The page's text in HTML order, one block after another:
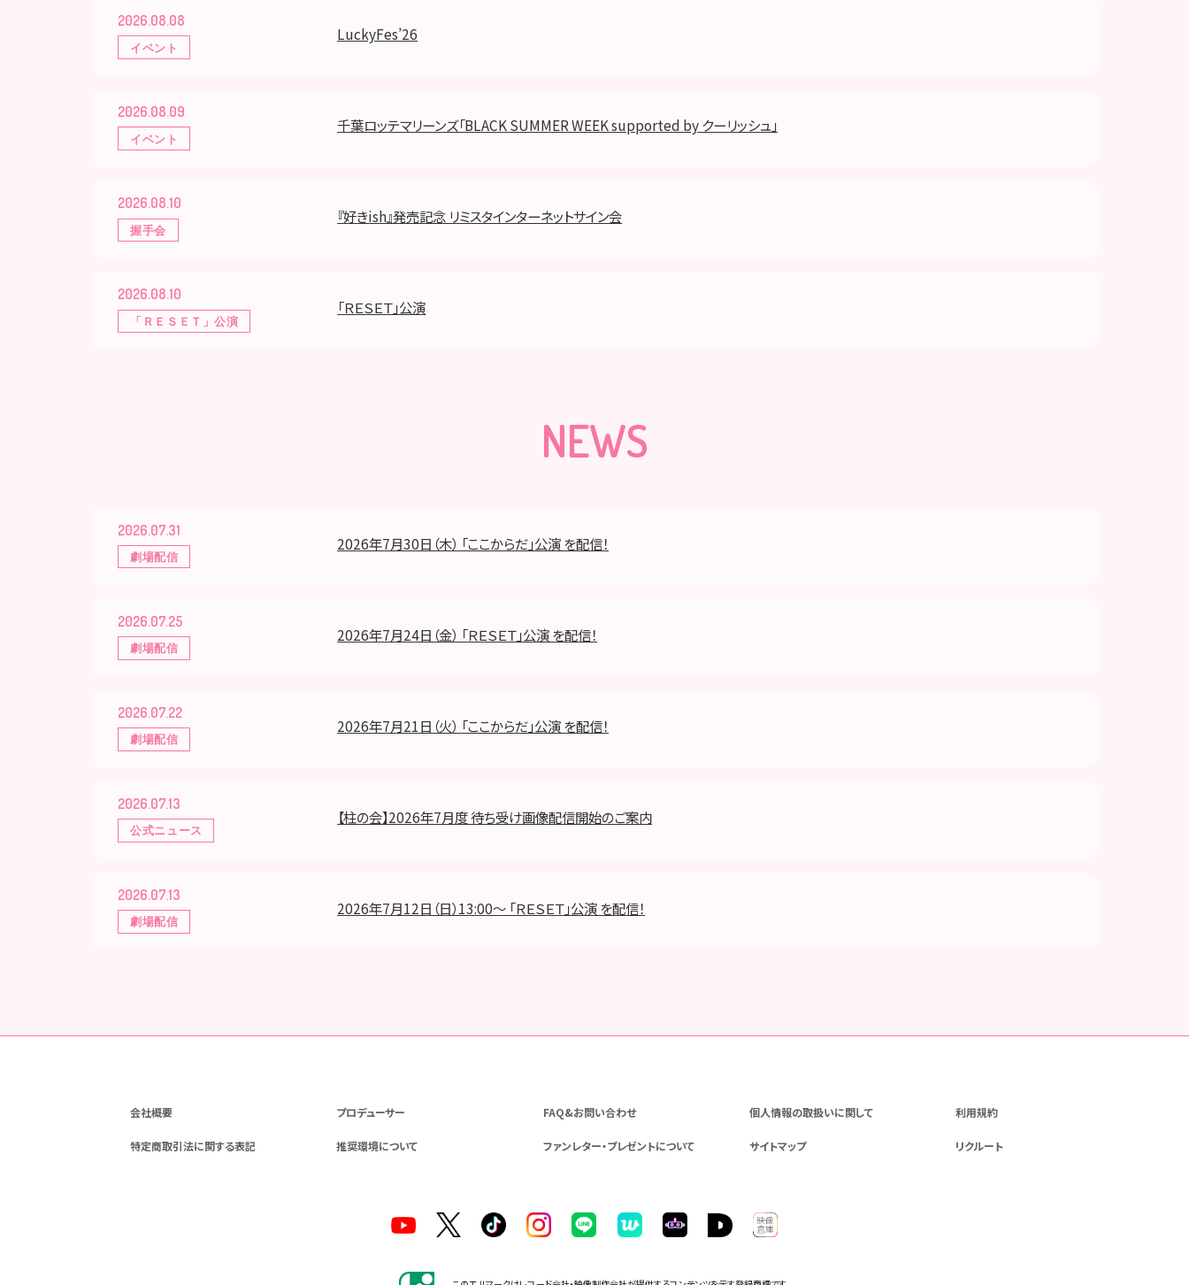
2026.08.08
イベント
LuckyFes’26
2026.08.09
イベント
千葉ロッテマリーンズ「BLACK SUMMER WEEK supported by クーリッシュ」
2026.08.10
握手会
『好きish』発売記念 リミスタインターネットサイン会
2026.08.10
「ＲＥＳＥＴ」公演
「ＲＥＳＥＴ」公演
NEWS
2026.07.31
劇場配信
2026年7月30日（木） 「ここからだ」公演 を配信！
2026.07.25
劇場配信
2026年7月24日（金） 「ＲＥＳＥＴ」公演 を配信！
2026.07.22
劇場配信
2026年7月21日（火） 「ここからだ」公演 を配信！
2026.07.13
公式ニュース
【柱の会】2026年7月度 待ち受け画像配信開始のご案内
2026.07.13
劇場配信
2026年7月12日（日）13:00～ 「ＲＥＳＥＴ」公演 を配信！
会社概要 プロデューサー FAQ&お問い合わせ 個人情報の取扱いに関して 利用規約
特定商取引法に関する表記 推奨環境について ファンレター・プレゼントについて サイトマップ リクルート